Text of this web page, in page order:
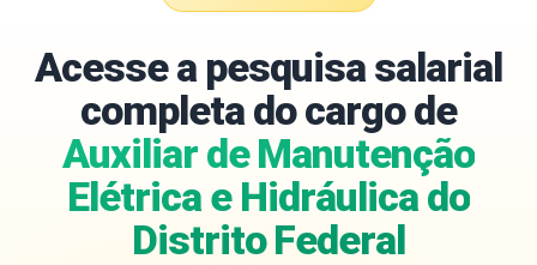
Acesse a pesquisa salarial
completa do cargo de
Auxiliar de Manutenção
Elétrica e Hidráulica do
Distrito Federal